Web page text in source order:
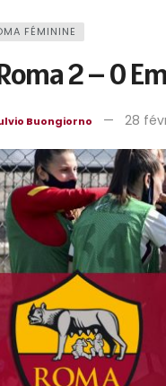
FÉMININE
2 – 0
Buongiorno 28